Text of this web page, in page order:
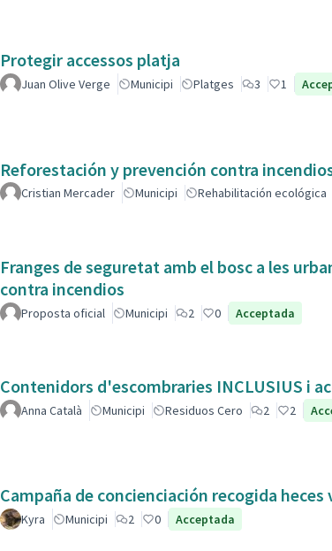
Protegir accessos platja
Juan Olive Verge Municipi Platges 3 1
Reforestación y prevención contra
Cristian Mercader Municipi Rehabilitación ecológica
Franges de seguretat amb el bosc a les urbanitzacions / Reforestación y prevención
contra incendios
Proposta oficial Municipi 2 0 Acceptada
Contenidors d'escombraries INCLUSIUS i
Anna Català Municipi Residuos Cero 2 2
Campaña de concienciación recogida heces
Kyra Municipi 2 0 Acceptada